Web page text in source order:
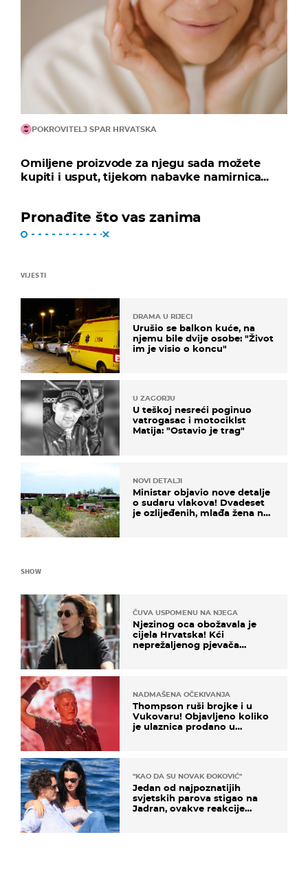
POKROVITELJ SPAR HRVATSKA
Omiljene proizvode za njegu sada možete
kupiti i usput, tijekom nabavke namirnica...
Pronađite što vas zanima
VIJESTI
DRAMA U RIJECI
Urušio se balkon kuće, na
njemu bile dvije osobe: "Život
im je visio o koncu"
U ZAGORJU
U teškoj nesreći poginuo
vatrogasac i motociklst
Matija: "Ostavio je trag"
NOVI DETALJI
Ministar objavio nove detalje
o sudaru vlakova! Dvadeset
je ozlijeđenih, mlađa žena na
SHOW
ČUVA USPOMENU NA NJEGA
Njezinog oca obožavala je
cijela Hrvatska! Kći
neprežaljenog pjevača
NADMAŠENA OČEKIVANJA
Thompson ruši brojke i u
Vukovaru! Objavljeno koliko
je ulaznica prodano u
"KAO DA SU NOVAK ĐOKOVIĆ"
Jedan od najpoznatijih
svjetskih parova stigao na
Jadran, ovakve reakcije